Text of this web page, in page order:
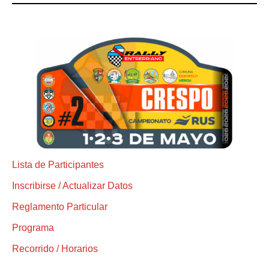
Lista de Participantes
Inscribirse / Actualizar Datos
Reglamento Particular
Programa
Recorrido / Horarios